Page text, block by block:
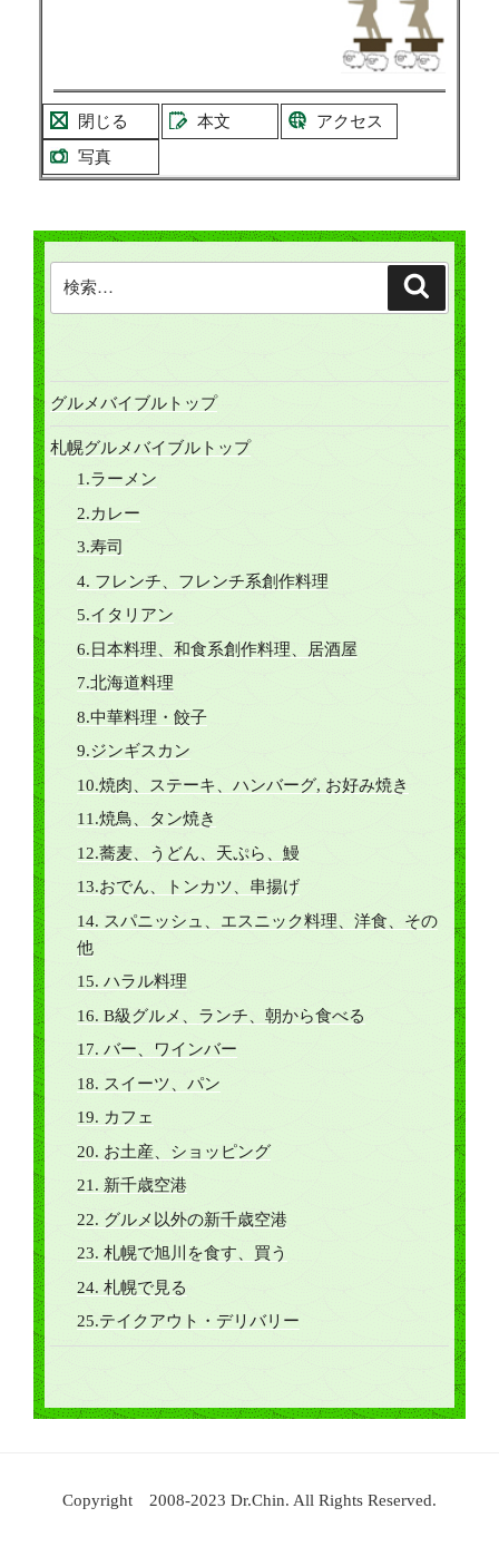
閉じる 本文
アクセス
写真
索:
グルメバイブルトップ
札幌グルメバイブルトップ
1.ラーメン
2.カレー
3.寿司
4. フレンチ、フレンチ系創作料理
5.イタリアン
6.日本料理、和食系創作料理、居酒屋
7.北海道料理
8.中華料理・餃子
9.ジンギスカン
10.焼肉、ステーキ、ハンバーグ, お好み焼き
11.焼鳥、タン焼き
12.蕎麦、うどん、天ぷら、鰻
13.おでん、トンカツ、串揚げ
14. スパニッシュ、エスニック料理、洋食、その
他
15. ハラル料理
16. B級グルメ、ランチ、朝から食べる
17. バー、ワインバー
18. スイーツ、パン
19. カフェ
20. お土産、ショッピング
21. 新千歳空港
22. グルメ以外の新千歳空港
23. 札幌で旭川を食す、買う
24. 札幌で見る
25.テイクアウト・デリバリー
Copyright 2008-2023 Dr.Chin. All Rights Reserved.